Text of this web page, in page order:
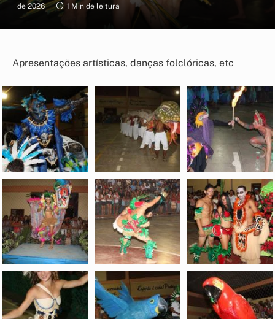
de 2026
1 Min de leitura
Apresentações artísticas, danças folclóricas, etc